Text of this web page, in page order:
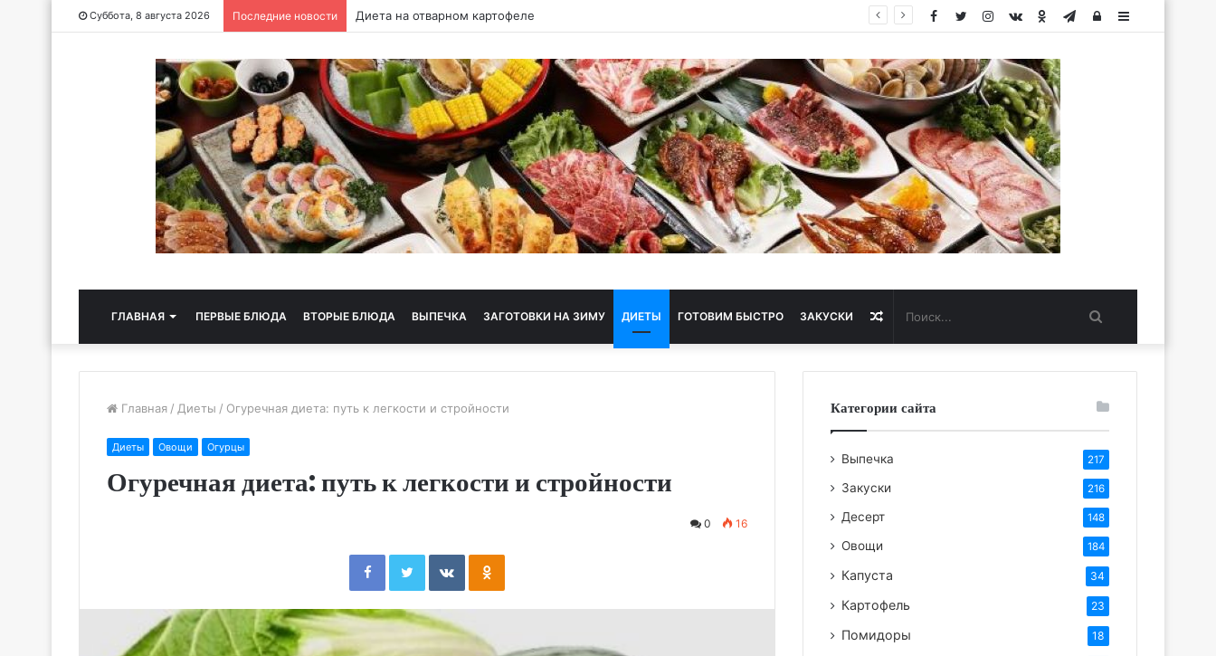
Суббота, 8 августа 2026 Последние новости Диета на квашеной капусте (3-4 кг за 7 дней) Sidebar
Авторизация
Telegram
Одноклассники
vk.com
Instagram
Twitter
Facebook
ГЛАВНАЯ ПЕРВЫЕ БЛЮДА ВТОРЫЕ БЛЮДА ВЫПЕЧКА ЗАГОТОВКИ НА ЗИМУ ДИЕТЫ ГОТОВИМ БЫСТРО ЗАКУСКИ Случайная
статья
Главная / Диеты / Огуречная диета: путь к легкости и стройности
Диеты Овощи Огурцы
Огуречная диета: путь к легкости и стройности
0 16
FacebookTwitterВконтактеОдноклассники
Категории сайта
Выпечка 217
Закуски 216
Десерт 148
Овощи 184
Капуста 34
Картофель 23
Помидоры 18